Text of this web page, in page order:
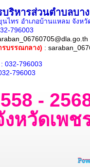
บริหารส่วนตำบลบา
ไทร อำเภอบ้านแหลม จังหวั
796003
รบรรณกลาง) :
032-796003
796003
-
งหวัดเพ